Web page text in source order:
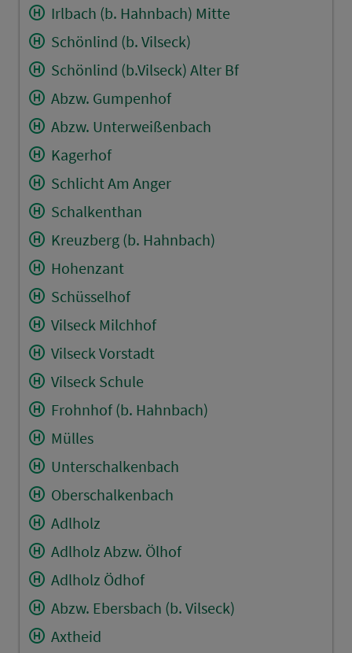
Irlbach (b. Hahnbach) Mitte
Schönlind (b. Vilseck)
Schönlind (b.Vilseck) Alter Bf
Abzw. Gumpenhof
Abzw. Unterweißenbach
Kagerhof
Schlicht Am Anger
Schalkenthan
Kreuzberg (b. Hahnbach)
Hohenzant
Schüsselhof
Vilseck Milchhof
Vilseck Vorstadt
Vilseck Schule
Frohnhof (b. Hahnbach)
Mülles
Unterschalkenbach
Oberschalkenbach
Adlholz
Adlholz Abzw. Ölhof
Adlholz Ödhof
Abzw. Ebersbach (b. Vilseck)
Axtheid